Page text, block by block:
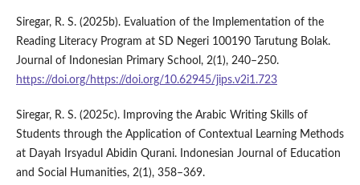
Siregar, R. S. (2025b). Evaluation of the Implementation of the
Reading Literacy Program at SD Negeri 100190 Tarutung Bolak.
Journal of Indonesian Primary School, 2(1), 240–250.
https://doi.org/https://doi.org/10.62945/jips.v2i1.723
Siregar, R. S. (2025c). Improving the Arabic Writing Skills of
Students through the Application of Contextual Learning Methods
at Dayah Irsyadul Abidin Qurani. Indonesian Journal of Education
and Social Humanities, 2(1), 358–369.